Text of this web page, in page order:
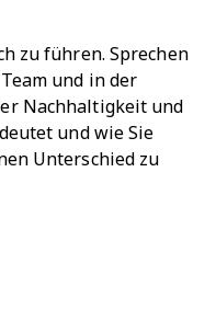
zu führen. Sprechen
und in der
Nachhaltigkeit und
und wie Sie
Unterschied zu